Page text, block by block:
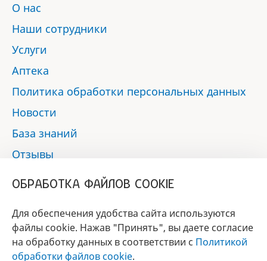
О нас
Наши сотрудники
Услуги
Аптека
Политика обработки персональных данных
Новости
База знаний
Отзывы
БРЕНД
ОБРАБОТКА ФАЙЛОВ COOKIE
Для обеспечения удобства сайта используются
файлы cookie. Нажав "Принять", вы даете согласие
на обработку данных в соответствии с Политикой
обработки файлов cookie.